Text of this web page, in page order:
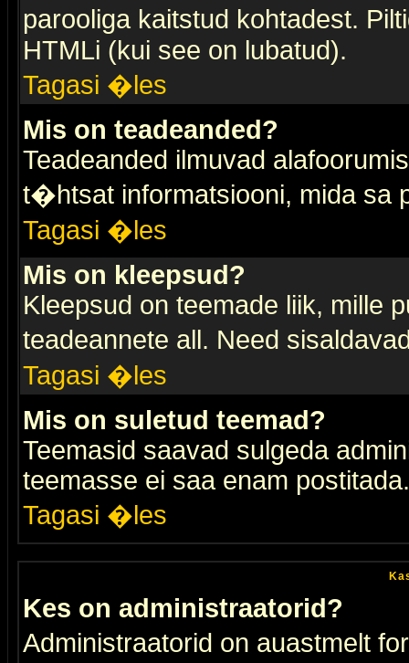
parooliga kaitstud kohtadest.
HTMLi (kui see on lubatud).
Tagasi �les
Mis on teadeanded?
Teadeanded ilmuvad
t�htsat informatsiooni, mida sa
Tagasi �les
Mis on kleepsud?
Kleepsud on teemade liik, mille
teadeannete all. Need
Tagasi �les
Mis on suletud teemad?
Teemasid saavad sulgeda
teemasse ei saa enam postitada.
Tagasi �les
Kes on administraatorid?
Administraatorid on auastmelt